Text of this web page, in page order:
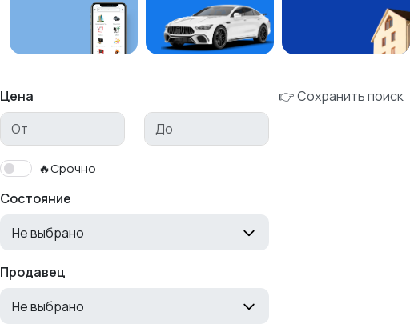
Цена
🔥Срочно
Состояние
Не выбрано
Продавец
Не выбрано
👉 Сохранить поиск